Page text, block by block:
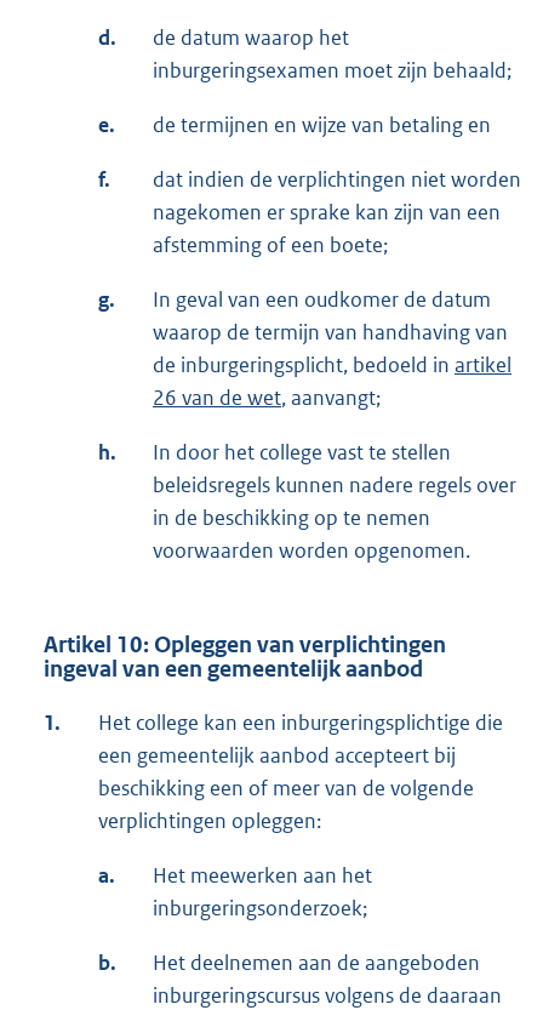
d.
de datum waarop het
inburgeringsexamen moet zijn behaald;
e. de termijnen en wijze van betaling en
f.
dat indien de verplichtingen niet worden
nagekomen er sprake kan zijn van een
afstemming of een boete;
g.
In geval van een oudkomer de datum
waarop de termijn van handhaving van
de inburgeringsplicht, bedoeld in artikel
26 van de wet, aanvangt;
h.
In door het college vast te stellen
beleidsregels kunnen nadere regels over
in de beschikking op te nemen
voorwaarden worden opgenomen.
Artikel 10: Opleggen van verplichtingen
ingeval van een gemeentelijk aanbod
1.
Het college kan een inburgeringsplichtige die
een gemeentelijk aanbod accepteert bij
beschikking een of meer van de volgende
verplichtingen opleggen:
a.
Het meewerken aan het
inburgeringsonderzoek;
b.
Het deelnemen aan de aangeboden
inburgeringscursus volgens de daaraan